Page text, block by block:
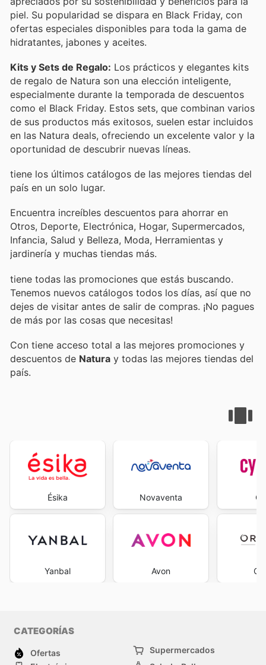
piel. Su popularidad se dispara en Black Friday, con
ofertas especiales disponibles para toda la gama de
hidratantes, jabones y aceites.
Kits y Sets de Regalo: Los prácticos y elegantes kits
de regalo de Natura son una elección inteligente,
especialmente durante la temporada de descuentos
como el Black Friday. Estos sets, que combinan varios
de sus productos más exitosos, suelen estar incluidos
en las Natura deals, ofreciendo un excelente valor y la
oportunidad de descubrir nuevas líneas.
tiene los últimos catálogos de las mejores tiendas del
país en un solo lugar.
Encuentra increíbles descuentos para ahorrar en
Otros, Deporte, Electrónica, Hogar, Supermercados,
Infancia, Salud y Belleza, Moda, Herramientas y
jardinería y muchas tiendas más.
tiene todas las promociones que estás buscando.
Tenemos nuevos catálogos todos los días, así que no
dejes de visitar antes de salir de compras. ¡No pagues
de más por las cosas que necesitas!
Con tiene acceso total a las mejores promociones y
descuentos de Natura y todas las mejores tiendas del
país.
Ésika
Yanbal
Novaventa
Avon
CATEGORÍAS
Ofertas
Supermercados